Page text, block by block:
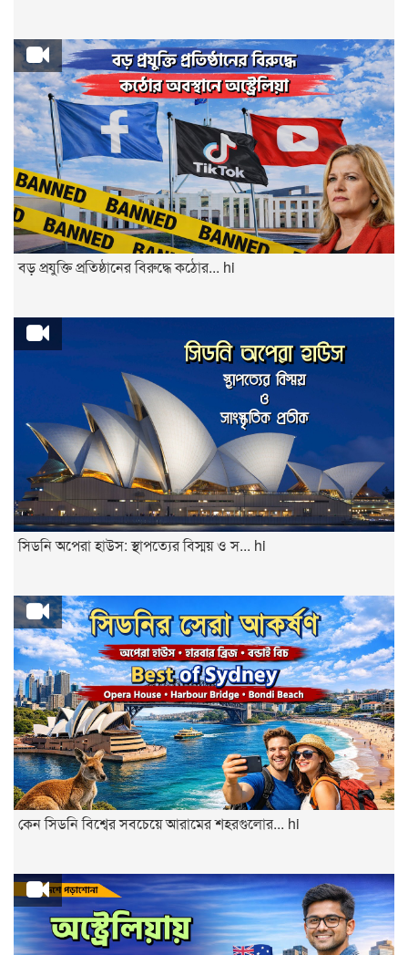
বড় প্রযুক্তি প্রতিষ্ঠানের বিরুদ্ধে কঠোর... hi
সিডনি অপেরা হাউস: স্থাপত্যের বিস্ময় ও স... hi
কেন সিডনি বিশ্বের সবচেয়ে আরামের শহরগুলোর... hi